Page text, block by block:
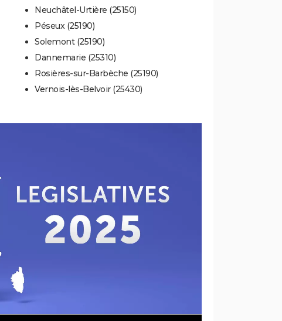
Neuchâtel-Urtière (25150)
Péseux (25190)
Solemont (25190)
Dannemarie (25310)
Rosières-sur-Barbèche (25190)
Vernois-lès-Belvoir (25430)